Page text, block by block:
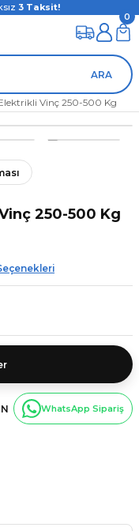
3 Taksit!
ARA
0
Vinç 250-500 Kg
250-500 Kg
WhatsApp Sipariş